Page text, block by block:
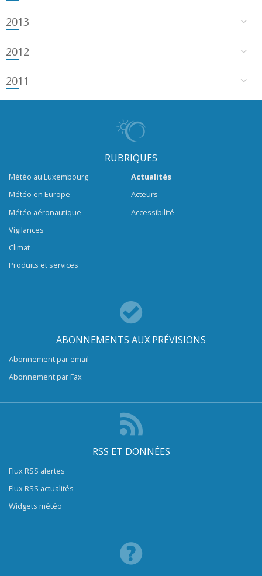
2013
2012
2011
RUBRIQUES
Météo au Luxembourg
Météo en Europe
Météo aéronautique
Vigilances
Climat
Produits et services
Actualités
Acteurs
Accessibilité
ABONNEMENTS AUX PRÉVISIONS
Abonnement par email
Abonnement par Fax
RSS ET DONNÉES
Flux RSS alertes
Flux RSS actualités
Widgets météo